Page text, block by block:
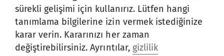
sürekli gelişimi için kullanırız. Lütfen hangi
tanımlama bilgilerine izin vermek istediğinize
karar verin. Kararınızı her zaman
değiştirebilirsiniz. Ayrıntılar, gizlilik